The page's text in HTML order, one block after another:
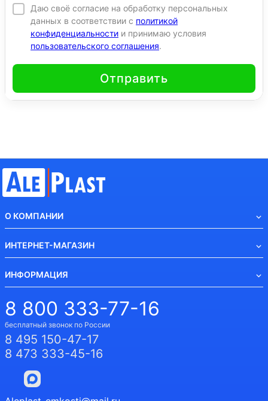
Даю своё согласие на обработку персональных
данных в соответствии с политикой
конфиденциальности и принимаю условия
пользовательского соглашения.
Отправить
О КОМПАНИИ
ИНТЕРНЕТ-МАГАЗИН
ИНФОРМАЦИЯ
8 800 333-77-16
бесплатный звонок по России
8 495 150-47-17
8 473 333-45-16